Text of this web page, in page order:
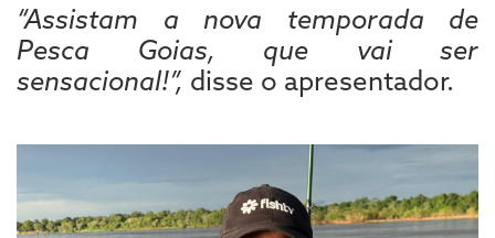
“Assistam a nova temporada de
Pesca Goias, que vai ser
sensacional!”, disse o apresentador.